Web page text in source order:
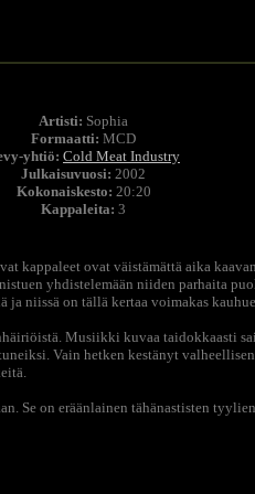
Artisti: Sophia
Formaatti: MCD
yhtiö: Cold Meat Industry
Julkaisuvuosi: 2002
Kokonaiskesto: 20:20
Kappaleita: 3
ovat väistämättä aika
yhdistelemään niiden parhaita
ä ja niissä on tällä kertaa voimakas
Musiikki kuvaa
Vain hetken kestänyt
Se on eräänlainen tähänastisten